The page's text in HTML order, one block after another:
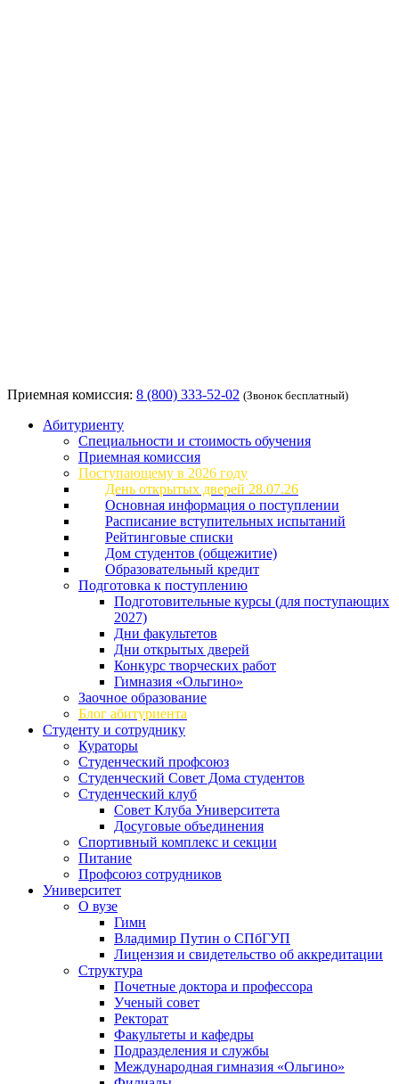
Приемная комиссия: 8 (800) 333-52-02 (Звонок бесплатный)
Абитуриенту
Специальности и стоимость обучения
Приемная комиссия
Поступающему в 2026 году
День открытых дверей 28.07.26
Основная информация о поступлении
Расписание вступительных испытаний
Рейтинговые списки
Дом студентов (общежитие)
Образовательный кредит
Подготовка к поступлению
Подготовительные курсы (для поступающих
2027)
Дни факультетов
Дни открытых дверей
Конкурс творческих работ
Гимназия «Ольгино»
Заочное образование
Блог абитуриента
Студенту и сотруднику
Кураторы
Студенческий профсоюз
Студенческий Совет Дома студентов
Студенческий клуб
Совет Клуба Университета
Досуговые объединения
Спортивный комплекс и секции
Питание
Профсоюз сотрудников
Университет
О вузе
Гимн
Владимир Путин о СПбГУП
Лицензия и свидетельство об аккредитации
Структура
Почетные доктора и профессора
Ученый совет
Ректорат
Факультеты и кафедры
Подразделения и службы
Международная гимназия «Ольгино»